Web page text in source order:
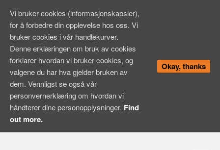
Vi bruker cookies (informasjonskapsler),
for å forbedre din opplevelse hos oss. Vi
bruker cookies i vår handlekurver.
Denne erklæringen om bruk av cookies
forklarer hvordan vi bruker cookies, og
valgene du har hva gjelder bruken av
dem. Vennligst se også vår
personvernerklæring om hvordan vi
håndterer dine personopplysninger. Find
out more.
Okay, thanks